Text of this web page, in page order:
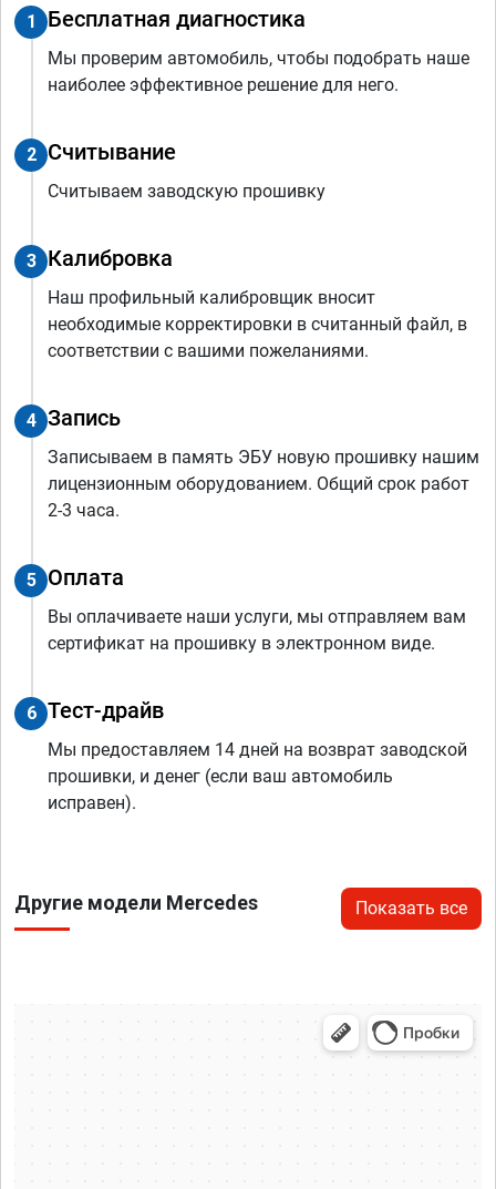
1 Бесплатная диагностика
Мы проверим автомобиль, чтобы подобрать наше
наиболее эффективное решение для него.
2 Считывание
Считываем заводскую прошивку
3 Калибровка
Наш профильный калибровщик вносит
необходимые корректировки в считанный файл, в
соответствии с вашими пожеланиями.
4 Запись
Записываем в память ЭБУ новую прошивку нашим
лицензионным оборудованием. Общий срок работ
2-3 часа.
5 Оплата
Вы оплачиваете наши услуги, мы отправляем вам
сертификат на прошивку в электронном виде.
6 Тест-драйв
Мы предоставляем 14 дней на возврат заводской
прошивки, и денег (если ваш автомобиль
исправен).
Другие модели Mercedes Показать все